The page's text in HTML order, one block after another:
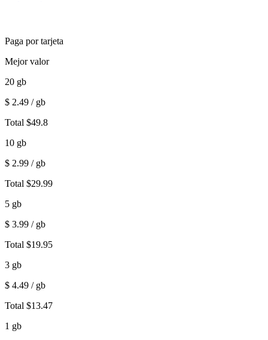
Paga por tarjeta
Mejor valor
20 gb
$ 2.49 / gb
Total $49.8
10 gb
$ 2.99 / gb
Total $29.99
5 gb
$ 3.99 / gb
Total $19.95
3 gb
$ 4.49 / gb
Total $13.47
1 gb